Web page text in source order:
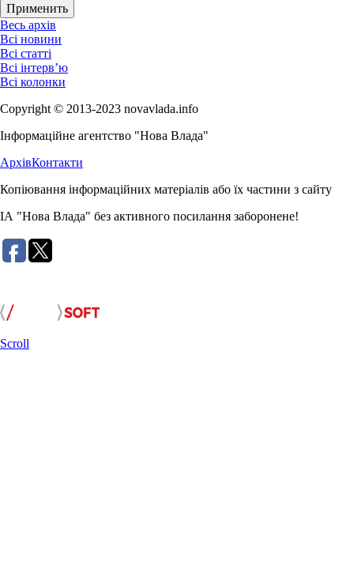
Весь архів
Всі новини
Всі статті
Всі інтерв’ю
Всі колонки
Copyright © 2013-2023 novavlada.info
Інформаційне агентство "Нова Влада"
АрхівКонтакти
Копіювання інформаційних матеріалів або їх частини з сайту
ІА "Нова Влада" без активного посилання заборонене!
Scroll